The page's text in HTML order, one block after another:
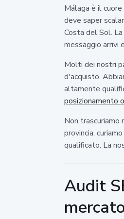
Málaga è il
deve saper
Costa del Sol.
messaggio arrivi
Molti dei nostri
d'acquisto.
altamente
posizionamento
Non trascuriamo
provincia,
qualificato. La
Audit